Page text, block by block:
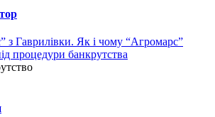
з Гаврилівки. Як і чому “Агромарс”
процедури банкрутства